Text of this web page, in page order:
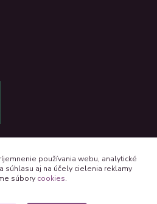
používania webu, analytické
súhlasu aj na účely cielenia reklamy
súbory cookies.